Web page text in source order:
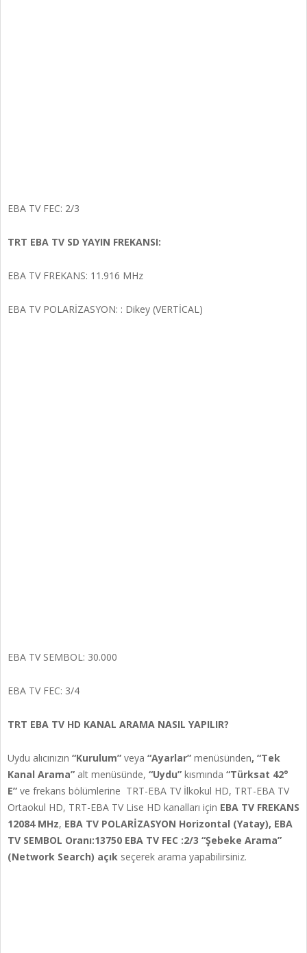
EBA TV FEC: 2/3
TRT EBA TV SD YAYIN FREKANSI:
EBA TV FREKANS: 11.916 MHz
EBA TV POLARİZASYON: : Dikey (VERTİCAL)
EBA TV SEMBOL: 30.000
EBA TV FEC: 3/4
TRT EBA TV HD KANAL ARAMA NASIL YAPILIR?
Uydu alıcınızın “Kurulum” veya “Ayarlar” menüsünden, “Tek
Kanal Arama” alt menüsünde, “Uydu” kısmında “Türksat 42°
E” ve frekans bölümlerine TRT-EBA TV İlkokul HD, TRT-EBA TV
Ortaokul HD, TRT-EBA TV Lise HD kanalları için EBA TV FREKANS
12084 MHz, EBA TV POLARİZASYON Horizontal (Yatay), EBA
TV SEMBOL Oranı:13750 EBA TV FEC :2/3 “Şebeke Arama”
(Network Search) açık seçerek arama yapabilirsiniz.